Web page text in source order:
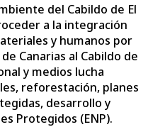
del Cabildo de El
a la integración
y humanos por
Canarias al Cabildo de
y medios lucha
reforestación, planes
desarrollo y
Protegidos (ENP).